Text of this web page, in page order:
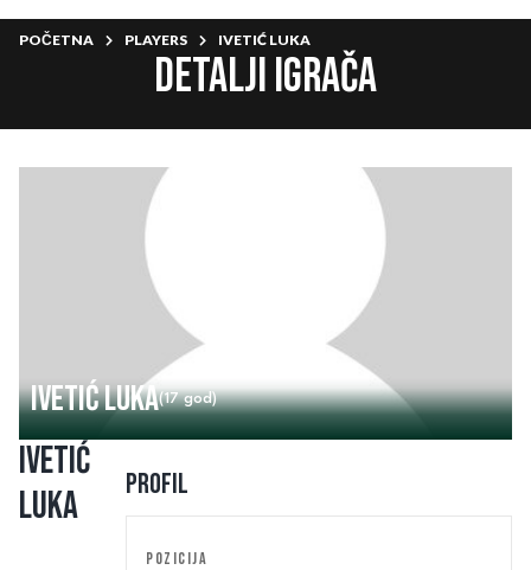
POČETNA PLAYERS IVETIĆ LUKA
Detalji igrača
Ivetić Luka(17 god)
Ivetić
Luka
Profil
POZICIJA